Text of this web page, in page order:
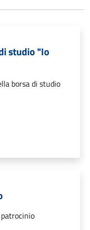
studio "Io
borsa di studio